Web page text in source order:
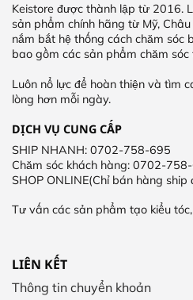
Keistore được thành lập từ 2016.
sản phẩm chính hãng từ Mỹ,
nắm bắt hệ thống cách chăm sóc
bao gồm các sản phẩm chăm
Luôn nổ lực để hoàn thiện và tìm
lòng hơn mỗi ngày.
DỊCH VỤ CUNG CẤP
SHIP NHANH: 0702-758-695
Chăm sóc khách hàng: 0702-
SHOP ONLINE(Chỉ bán hàng ship
Tư vấn các sản phẩm tạo kiểu
LIÊN KẾT
Thông tin chuyển khoản